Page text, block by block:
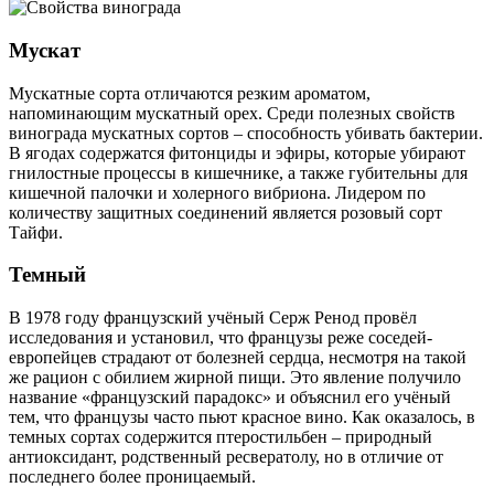
Мускат
Мускатные сорта отличаются резким ароматом,
напоминающим мускатный орех. Среди полезных свойств
винограда мускатных сортов – способность убивать бактерии.
В ягодах содержатся фитонциды и эфиры, которые убирают
гнилостные процессы в кишечнике, а также губительны для
кишечной палочки и холерного вибриона. Лидером по
количеству защитных соединений является розовый сорт
Тайфи.
Темный
В 1978 году французский учёный Серж Ренод провёл
исследования и установил, что французы реже соседей-
европейцев страдают от болезней сердца, несмотря на такой
же рацион с обилием жирной пищи. Это явление получило
название «французский парадокс» и объяснил его учёный
тем, что французы часто пьют красное вино. Как оказалось, в
темных сортах содержится птеростильбен – природный
антиоксидант, родственный ресвератолу, но в отличие от
последнего более проницаемый.